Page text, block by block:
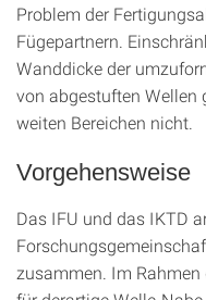
Problem der
Fügepartnern.
Wanddicke der
von abgestuften Wellen
weiten Bereichen nicht.
Vorgehensweise
Das IFU und das IKTD
zusammen. Im